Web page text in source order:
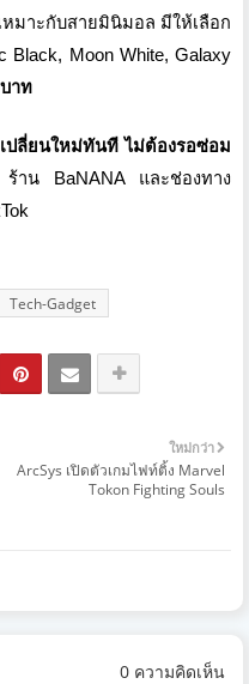
หมาะกับสายมินิมอล มีให้เลือก
Black, Moon White, Galaxy
าท
ปลี่ยนใหม่ทันที ไม่ต้องรอซ่อม
ร้าน BaNANA และช่องทาง
Tech-Gadget
ใหม่กว่า
ArcSys เปิดตัวเกมไฟท์ติ้ง Marvel
Tokon Fighting Souls
0 ความคิดเห็น